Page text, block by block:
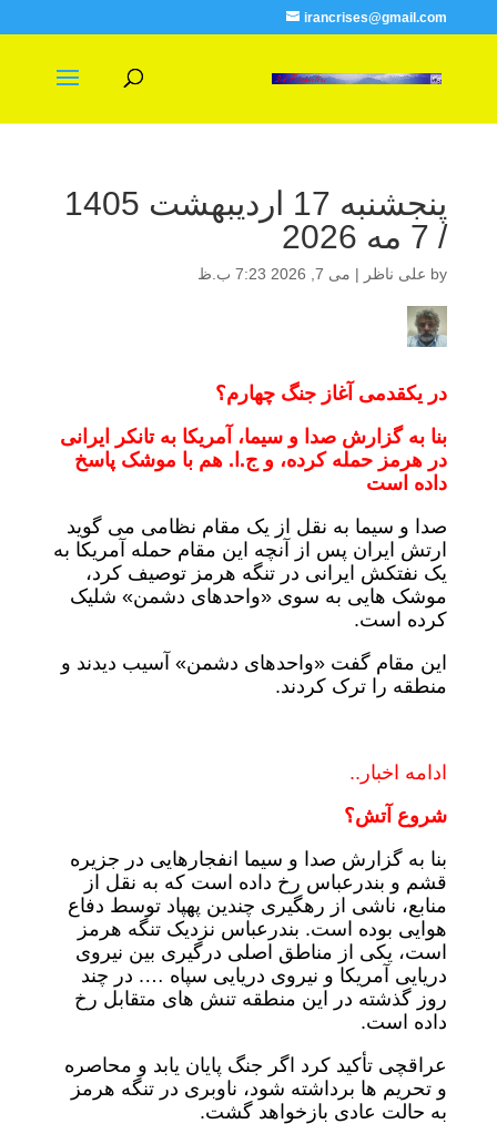
irancrises@gmail.com
پنجشنبه 17 اردیبهشت 1405
/ 7 مه 2026
by علی ناظر | می 7, 2026 7:23 ب.ظ
در یکقدمی آغاز جنگ چهارم؟
بنا به گزارش صدا و سیما، آمریکا به تانکر ایرانی
در هرمز حمله کرده، و ج.ا. هم با موشک پاسخ
داده است
صدا و سیما به نقل از یک مقام نظامی می گوید
ارتش ایران پس از آنچه این مقام حمله آمریکا به
یک نفتکش ایرانی در تنگه هرمز توصیف کرد،
موشک هایی به سوی «واحدهای دشمن» شلیک
کرده است.
این مقام گفت «واحدهای دشمن» آسیب دیدند و
منطقه را ترک کردند.
ادامه اخبار..
شروع آتش؟
بنا به گزارش صدا و سیما انفجارهایی در جزیره
قشم و بندرعباس رخ داده است که به نقل از
منابع، ناشی از رهگیری چندین پهپاد توسط دفاع
هوایی بوده است. بندرعباس نزدیک تنگه هرمز
است، یکی از مناطق اصلی درگیری بین نیروی
دریایی آمریکا و نیروی دریایی سپاه …. در چند
روز گذشته در این منطقه تنش های متقابل رخ
داده است.
عراقچی تأکید کرد اگر جنگ پایان یابد و محاصره
و تحریم ها برداشته شود، ناوبری در تنگه هرمز
به حالت عادی بازخواهد گشت.